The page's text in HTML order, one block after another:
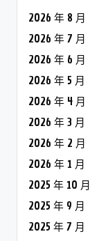
2026 年 8 月
2026 年 7 月
2026 年 6 月
2026 年 5 月
2026 年 4 月
2026 年 3 月
2026 年 2 月
2026 年 1 月
2025 年 10 月
2025 年 9 月
2025 年 7 月